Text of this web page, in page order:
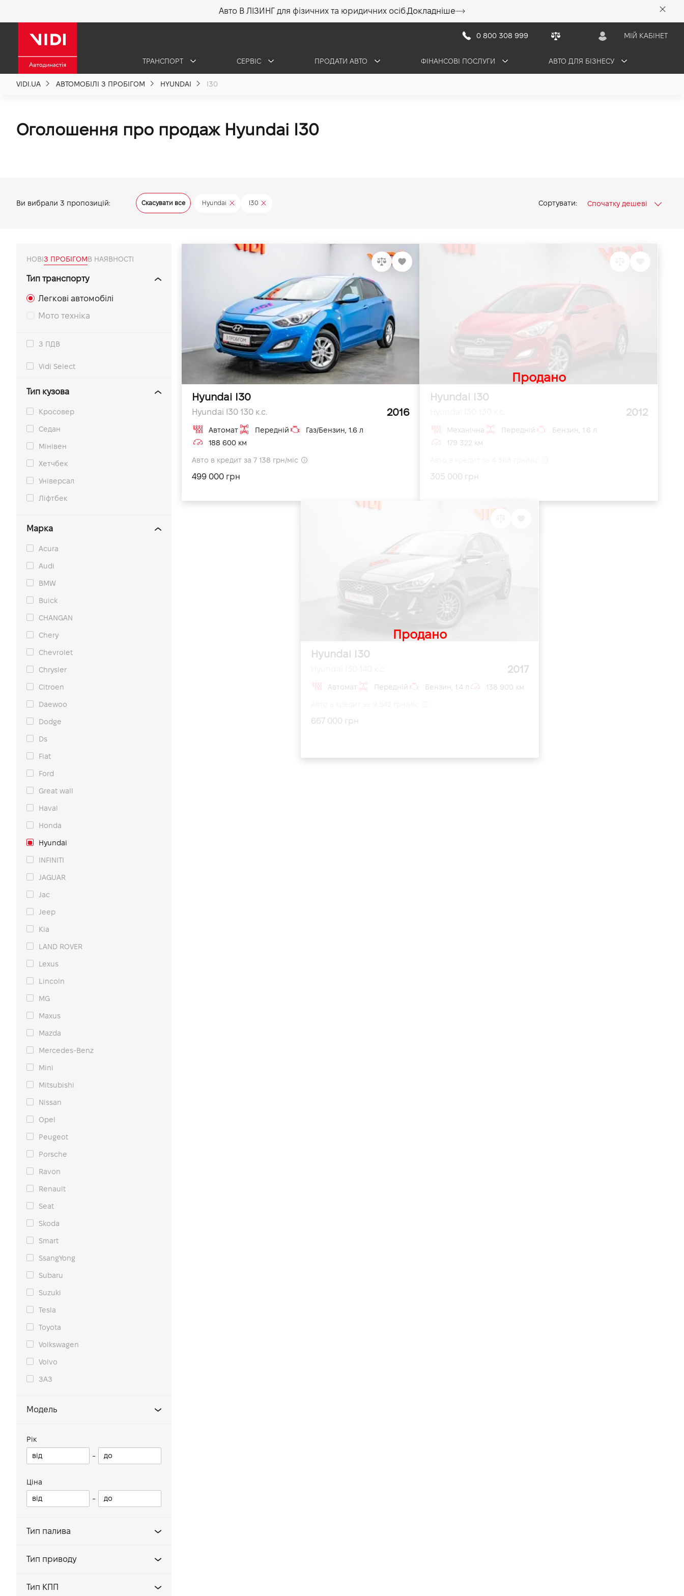
Авто В ЛІЗИНГ для фізичних та юридичних осіб.Докладніше
0 800 308 999 МІЙ КАБІНЕТ
ТРАНСПОРТ СЕРВІС ПРОДАТИ АВТО ФІНАНСОВІ ПОСЛУГИ АВТО ДЛЯ БІЗНЕСУ
VIDI.UA АВТОМОБІЛІ З ПРОБІГОМ HYUNDAI I30
Оголошення про продаж Hyundai I30
Ви вибрали 3 пропозицій: Скасувати все Hyundai I30 Сортувати: Спочатку дешеві
НОВІЗ ПРОБІГОМВ НАЯВНОСТІ
Тип транспорту
Легкові автомобілі
Мото техніка
З ПДВ
Vidi Select
Тип кузова
Кросовер
Седан
Мінівен
Хетчбек
Універсал
Ліфтбек
Марка
Acura
Audi
BMW
Buick
CHANGAN
Chery
Chevrolet
Chrysler
Citroen
Daewoo
Dodge
Ds
Fiat
Ford
Great wall
Haval
Honda
Hyundai
INFINITI
JAGUAR
Jac
Jeep
Kia
LAND ROVER
Lexus
Lincoln
MG
Maxus
Mazda
Mercedes-Benz
Mini
Mitsubishi
Nissan
Opel
Peugeot
Porsche
Ravon
Renault
Seat
Skoda
Smart
SsangYong
Subaru
Suzuki
Tesla
Toyota
Volkswagen
Volvo
ЗАЗ
Модель
Elantra
Accent
Tucson
Sonata
Santa Fe
IX35
Рік
-
Ціна
-
Тип палива
Дизель
Тип приводу
Тип КПП
Hyundai I30
Hyundai I30 130 к.с. 2016
Автомат Передній
Газ/Бензин, 1.6 л
188 600 км
Авто в кредит за 7 138 грн/міс
499 000 грн
Hyundai I30
2012
Продано
Механічна Передній
Бензин, 1.6 л
179 322 км
305 000 грн
Hyundai I30
2017
Продано
Автомат Передній Бензин, 1.4 л 138 900 км
667 000 грн
Про компанію
Вакансії
Підпишись на наш канал та слідкуй за
акціями, послугами та новинками